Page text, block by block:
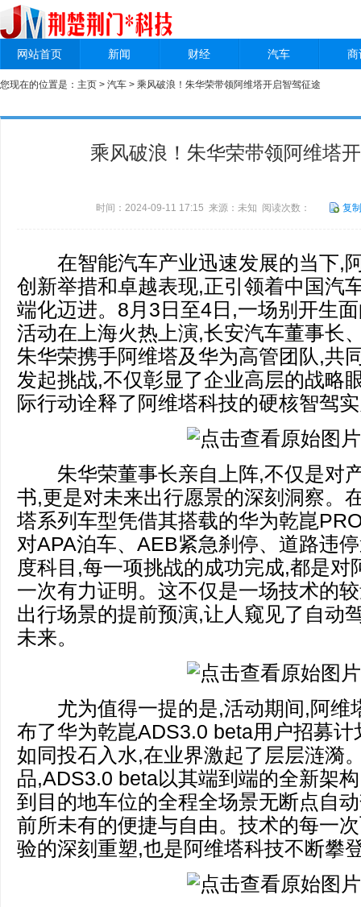
网站首页 新闻 财经 汽车
您现在的位置是： 主页 > 汽车 > 乘风破浪！朱华荣带领阿维塔开启智驾征途
乘风破浪！朱华荣带领阿维塔
时间：2024-09-11 17:15 来源：未知 阅读次数： 复
在智能汽车产业迅速发展的当下,
创新举措和卓越表现,正引领着中国汽
端化迈进。8月3日至4日,一场别开生
活动在上海火热上演,长安汽车董事长
朱华荣携手阿维塔及华为高管团队,共
发起挑战,不仅彰显了企业高层的战略
际行动诠释了阿维塔科技的硬核智驾
朱华荣董事长亲自上阵,不仅是对
书,更是对未来出行愿景的深刻洞察。
塔系列车型凭借其搭载的华为乾崑
对APA泊车、AEB紧急刹停、道路违
度科目,每一项挑战的成功完成,都是对
一次有力证明。这不仅是一场技术的
出行场景的提前预演,让人窥见了自动
未来。
尤为值得一提的是,活动期间,阿维
布了华为乾崑ADS3.0 beta用户招募
如同投石入水,在业界激起了层层涟漪
品,ADS3.0 beta以其端到端的全新架
到目的地车位的全程全场景无断点自
前所未有的便捷与自由。技术的每一
验的深刻重塑,也是阿维塔科技不断攀